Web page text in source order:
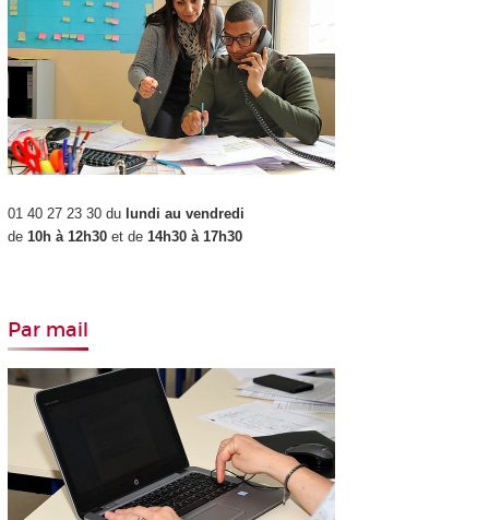
01 40 27 23 30 du lundi au vendredi
de 10h à 12h30et de 14h30 à 17h30
Par mail